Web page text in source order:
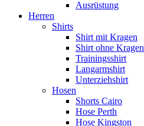
Ausrüstung
Herren
Shirts
Shirt mit Kragen
Shirt ohne Kragen
Trainingsshirt
Langarmshirt
Unterziehshirt
Hosen
Shorts Cairo
Hose Perth
Hose Kingston